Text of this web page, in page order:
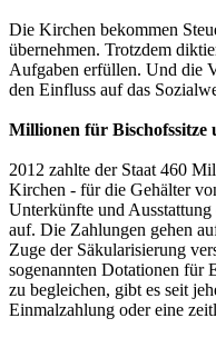
Die Kirchen bekommen
übernehmen. Trotzdem
Aufgaben erfüllen. Und die
den Einfluss auf das
Millionen für Bischofssitze
2012 zahlte der Staat 460
Kirchen - für die Gehälter
Unterkünfte und
auf. Die Zahlungen gehen
Zuge der Säkularisierung
sogenannten Dotationen für
zu begleichen, gibt es seit
Einmalzahlung oder eine